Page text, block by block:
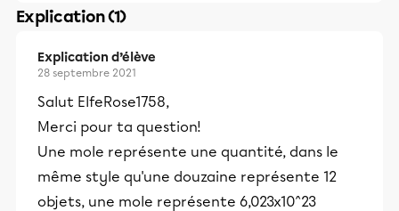
Explication (1)
Explication d’élève
28 septembre 2021
Salut ElfeRose1758,
Merci pour ta question!
Une mole représente une quantité, dans le
même style qu'une douzaine représente 12
objets, une mole représente 6,023x10^23